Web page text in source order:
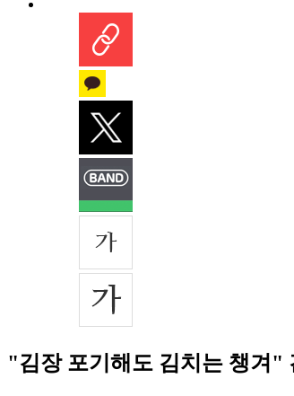
"김장 포기해도 김치는 챙겨"